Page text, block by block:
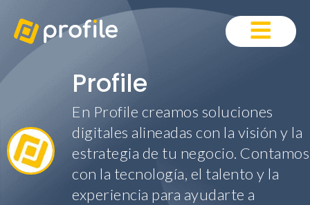
Profile
En Profile creamos soluciones
digitales alineadas con la visión y la
estrategia de tu negocio. Contamos
con la tecnología, el talento y la
experiencia para ayudarte a